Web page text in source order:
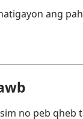
ang
no peb qheb